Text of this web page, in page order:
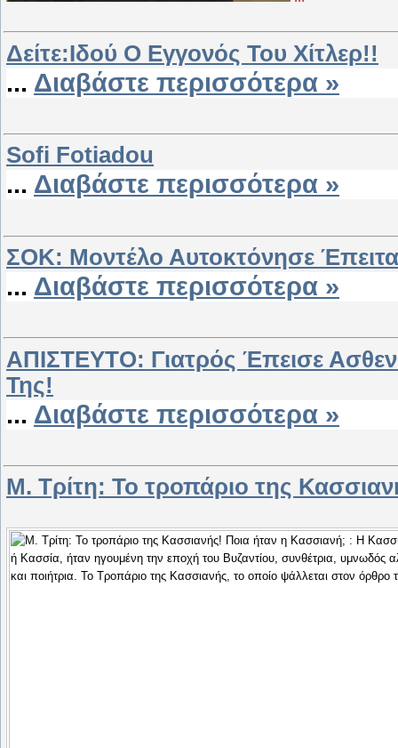
Δείτε:Ιδού Ο Εγγονός Του Χίτλερ!!
... Διαβάστε περισσότερα »
Sofi Fotiadou
... Διαβάστε περισσότερα »
ΣΟΚ: Μοντέλο Αυτοκτόνησε
... Διαβάστε περισσότερα »
ΑΠΙΣΤΕΥΤΟ: Γιατρός Έπεισε
Της!
... Διαβάστε περισσότερα »
Μ. Τρίτη: Το τροπάριο της